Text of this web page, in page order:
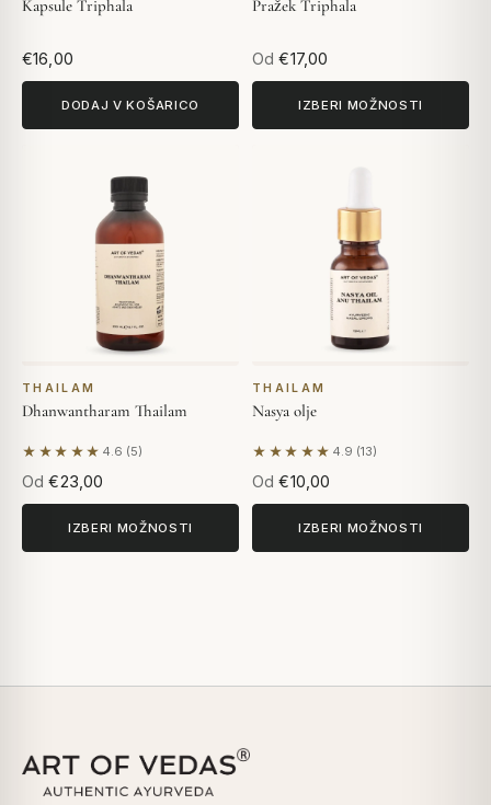
Kapsule Triphala
€16,00
DODAJ V KOŠARICO
Pražek Triphala
Od €17,00
IZBERI MOŽNOSTI
THAILAM
Dhanwantharam Thailam
★★★★★ 4.6 (5)
Na podlagi 5 mnenj
Od €23,00
IZBERI MOŽNOSTI
THAILAM
Nasya olje
★★★★★ 4.9 (13)
Na podlagi 13 mnenj
Od €10,00
IZBERI MOŽNOSTI